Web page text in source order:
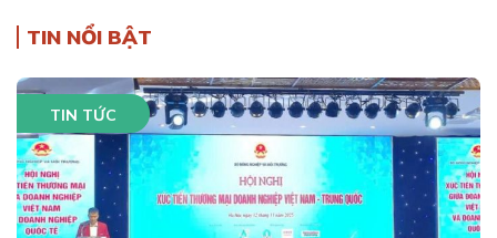
TIN NỔI BẬT
TIN TỨC